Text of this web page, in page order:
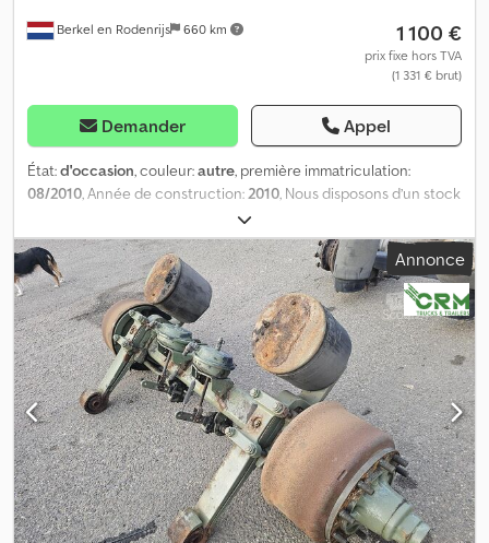
Berkel en Rodenrijs 660 km 1 100 €
prix fixe hors TVA
(1 331 € brut)
Demander Appel
État:d'occasion, couleur:autre, première immatriculation:
08/2010, Année de construction:2010, Nous disposons d’un stock
de plus de 100 essieux. N’hésitez pas à nous contacter si vous ne
trouvez pas ce que vous recherchez. = Plus d’informations =
Dksdpfx Aozrr Unshyer Numéro de série : 27.59.616.482
Annonce